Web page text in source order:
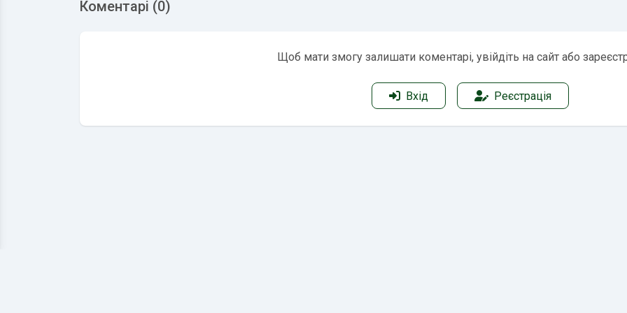
Коментарі (0)
Щоб мати змогу залишати коментарі, увійдіть на сайт або
Вхід Реєстрація